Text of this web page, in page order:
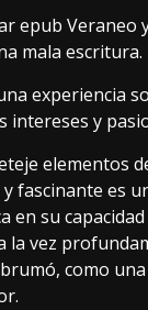
epub
mala
experiencia
y
elementos
fascinante es
en su
la vez
como